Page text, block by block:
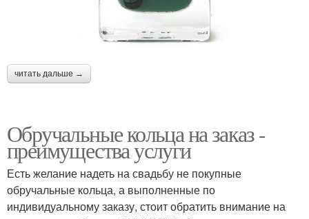
читать дальше →
Обручальные кольца на заказ -
преимущества услуги
Есть желание надеть на свадьбу не покупные
обручальные кольца, а выполненные по
индивидуальному заказу, стоит обратить внимание на